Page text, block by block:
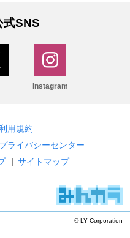
式SNS
Instagram
用規約
プライバシーセンター
| サイトマップ
© LY Corporation